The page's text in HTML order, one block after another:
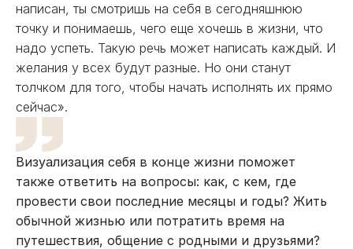
написан, ты смотришь на себя в сегодняшнюю
точку и понимаешь, чего еще хочешь в жизни, что
надо успеть. Такую речь может написать каждый. И
желания у всех будут разные. Но они станут
толчком для того, чтобы начать исполнять их прямо
сейчас».
Визуализация себя в конце жизни поможет
также ответить на вопросы: как, с кем, где
провести свои последние месяцы и годы? Жить
обычной жизнью или потратить время на
путешествия, общение с родными и друзьями?